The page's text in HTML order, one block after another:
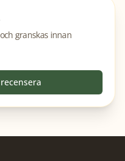
granskas innan